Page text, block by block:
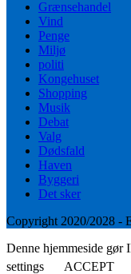
Grænsehandel
Vind
Penge
Miljø
politi
Kongehuset
Shopping
Musik
Debat
Valg
Dødsfald
Haven
Byggeri
Det sker
Copyright 2020/2028 -
Denne hjemmeside gør
settings
ACCEPT